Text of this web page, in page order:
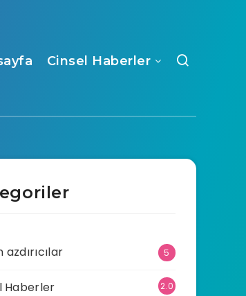
Cinsel Haberler
5
Haberler
2.0